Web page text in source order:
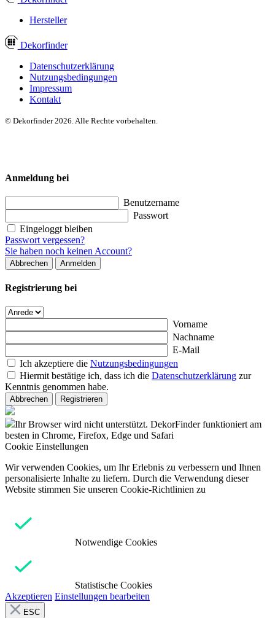
Hersteller
Dekorfinder
Datenschutzerklärung
Nutzungsbedingungen
Impressum
Kontakt
© Dekorfinder 2026. Alle Rechte vorbehalten.
Anmeldung bei
Benutzername
Passwort
Eingeloggt bleiben
Passwort vergessen?
Sie haben noch keinen Account?
Abbrechen Anmelden
Registrierung bei
Vorname
Nachname
E-Mail
Ich akzeptiere die Nutzungsbedingungen
Hiermit bestätige ich, dass ich die Datenschutzerklärung zur
Kenntnis genommen habe.
Abbrechen Registrieren
Ihr Browser wird nicht unterstützt. DekorFinder funktioniert am
besten in Chrome, Firefox, Edge und Safari
Cookie Einstellungen
Wir verwenden Cookies, um Ihr Erlebnis zu verbessern und Ihnen
personalisierte Inhalte zu liefern. Durch die Verwendung dieser
Website stimmen Sie unseren Cookie-Richtlinien zu
Notwendige Cookies
Statistische Cookies
Akzeptieren Einstellungen bearbeiten
ESC